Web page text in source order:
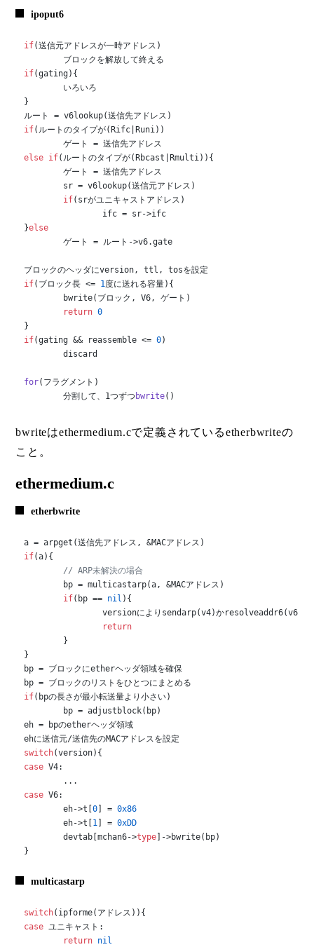
ipoput6
if(送信元アドレスが一時アドレス)
if(gating){
}
if(ルートのタイプが(Rifc|Runi))
else if(ルートのタイプが(Rbcast|Rmulti)){
	ゲート = 送信先アドレス
if(srがユニキャストアドレス)
}else
	ゲート = ルート->v6.gate
if(ブロック長 <= 1度に送れる容量){
return 0
if(gating && reassemble <= 0)
discard
for( フラグメント )
	分割して、1つずつ
bwrite()
bwriteはethermedium.cで定義されているetherbwriteの
こと。
ethermedium.c
etherbwrite
if(a){
// ARP未解決の場合
if(bp == nil ){
		versionによりsendarp(v4)かresolveaddr6(v6)を呼び出す
return
}
bp = ブロックにetherヘッダ領域を確保
if(bpの長さが最小転送量より小さい)
eh = bpのetherヘッダ領域
switch
case V4:
case V6:
	eh->t[
0] = 0x86
	eh->t[
1 ] = 0xDD
	devtab[mchan6->
type]->bwrite(bp)
}
multicastarp
switch
case ユニキャスト:
return nil